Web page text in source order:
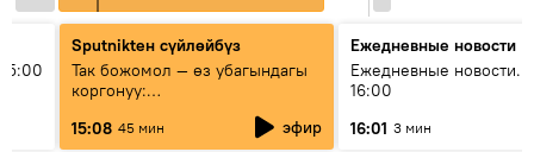
Sputnikteн сүйлөйбүз
Так божомол — өз убагындагы
коргонуу:
гидрометеорологиялык кызмат
кантип өркүндөтүлүүдө
15:08 45 мин эфир
Ежедневные новости
Ежедневные новости.
16:00
16:01 3 мин